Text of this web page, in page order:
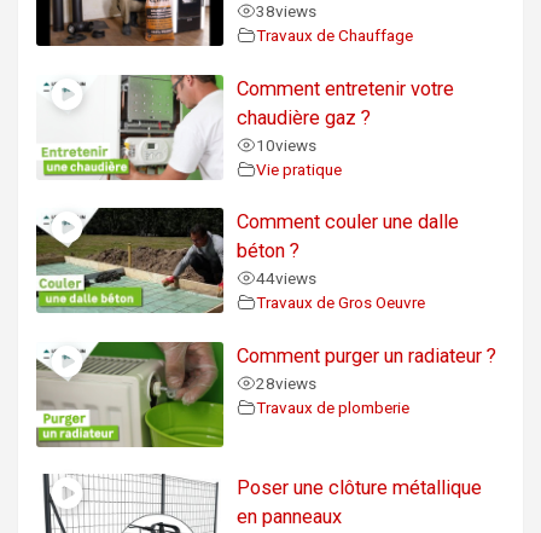
38views
Travaux de Chauffage
Comment entretenir votre
chaudière gaz ?
10views
Vie pratique
Comment couler une dalle
béton ?
44views
Travaux de Gros Oeuvre
Comment purger un radiateur ?
28views
Travaux de plomberie
Poser une clôture métallique
en panneaux